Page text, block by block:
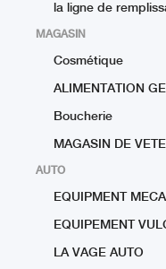
la ligne de
MAGASIN
Cosmétique
ALIMENTATION
Boucherie
MAGASIN DE
AUTO
EQUIPMENT
EQUIPEMENT
LA VAGE AUTO